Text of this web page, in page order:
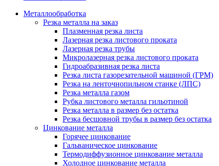
Металлообработка
Резка металла на заказ
Плазменная резка листа
Лазерная резка листового проката
Лазерная резка трубы
Микролазерная резка листового проката
Гидроабразивная резка листа
Резка листа газорезательной машиной (ГРМ)
Резка на ленточнопильном станке (ЛПС)
Резка металла газом
Рубка листового металла гильотиной
Резка металла в размер без остатка
Резка бесшовной трубы в размер без остатка
Цинкование металла
Горячее цинкование
Гальваническое цинкование
Термодиффузионное цинкование металла
Холодное цинкование металла